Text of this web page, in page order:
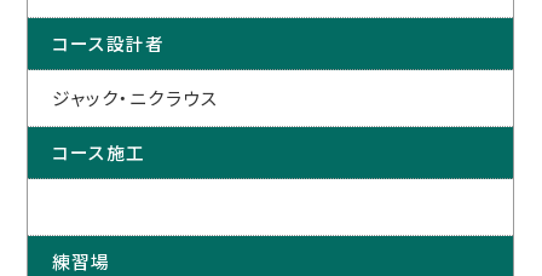
コース設計者
ジャック・ニクラウス
コース施工
練習場